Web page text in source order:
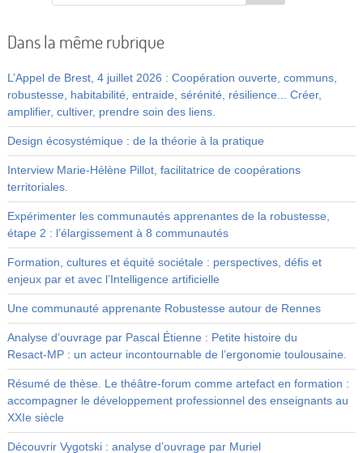
Dans la même rubrique
L’Appel de Brest, 4 juillet 2026 : Coopération ouverte, communs,
robustesse, habitabilité, entraide, sérénité, résilience... Créer,
amplifier, cultiver, prendre soin des liens.
Design écosystémique : de la théorie à la pratique
Interview Marie-Hélène Pillot, facilitatrice de coopérations
territoriales.
Expérimenter les communautés apprenantes de la robustesse,
étape 2 : l’élargissement à 8 communautés
Formation, cultures et équité sociétale : perspectives, défis et
enjeux par et avec l’Intelligence artificielle
Une communauté apprenante Robustesse autour de Rennes
Analyse d’ouvrage par Pascal Étienne : Petite histoire du
Resact‑MP : un acteur incontournable de l’ergonomie toulousaine.
Résumé de thèse. Le théâtre-forum comme artefact en formation :
accompagner le développement professionnel des enseignants au
XXIe siècle
Découvrir Vygotski : analyse d’ouvrage par Muriel